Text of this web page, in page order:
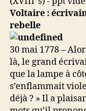
Voltaire :
rebelle
30 mai 1778 –
là, le grand
que la lampe à
s’enflammait
déjà ? » Il a